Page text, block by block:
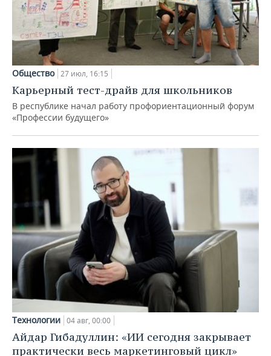
Общество 27 июл, 16:15
Карьерный тест-драйв для школьников
В республике начал работу профориентационный форум
«Профессии будущего»
Технологии 04 авг, 00:00
Айдар Гибадуллин: «ИИ сегодня закрывает
практически весь маркетинговый цикл»